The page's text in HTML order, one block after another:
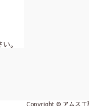
。
Copyright © アムス